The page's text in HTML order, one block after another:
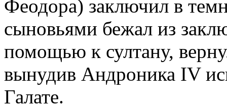
Феодора) заключил в
сыновьями бежал из
помощью к султану,
вынудив Андроника IV
Галате.